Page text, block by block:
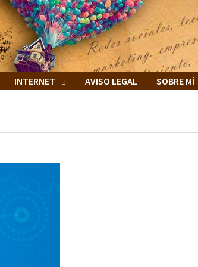
INTERNET AVISO LEGAL SOBRE MÍ